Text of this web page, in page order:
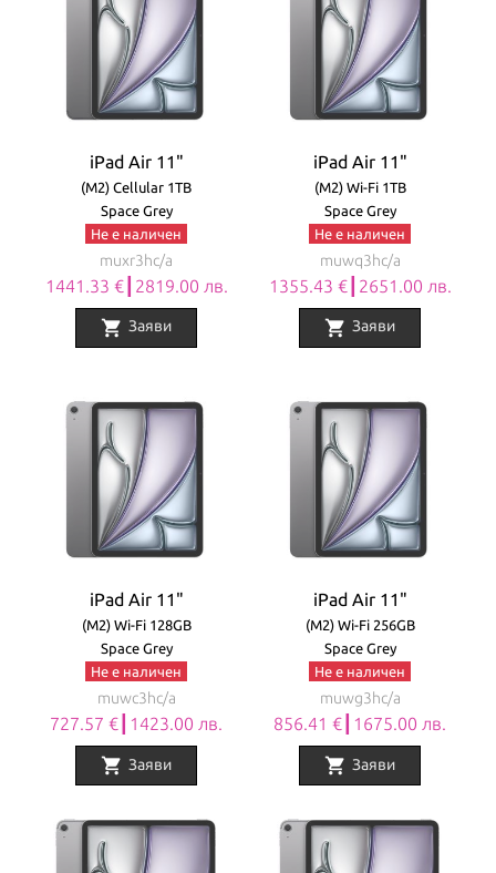
iPad Air 11"
(M2) Cellular 1TB
Space Grey
Не е наличен
muxr3hc/a
1441.33 €┃2819.00 лв.
shopping_cart Заяви
iPad Air 11"
(M2) Wi-Fi 1TB
Space Grey
Не е наличен
muwq3hc/a
1355.43 €┃2651.00 лв.
shopping_cart Заяви
iPad Air 11"
(M2) Wi-Fi 128GB
Space Grey
Не е наличен
muwc3hc/a
727.57 €┃1423.00 лв.
shopping_cart Заяви
iPad Air 11"
(M2) Wi-Fi 256GB
Space Grey
Не е наличен
muwg3hc/a
856.41 €┃1675.00 лв.
shopping_cart Заяви